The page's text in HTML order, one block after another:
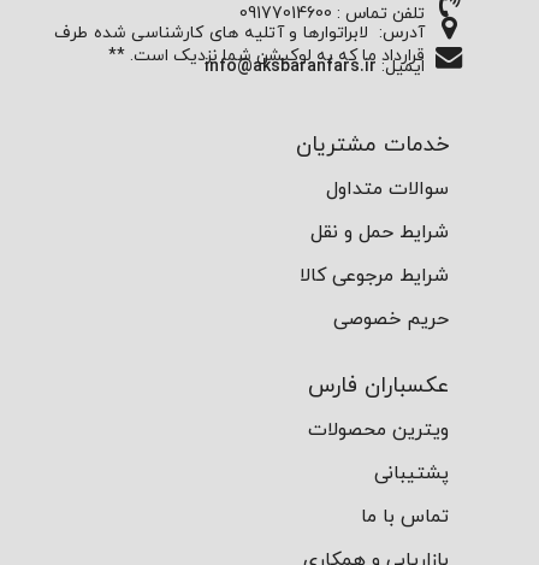
تلفن تماس : 09177014600
آدرس: لابراتوارها و آتلیه های کارشناسی شده طرف
قرارداد ما که به لوکیشن شما نزدیک است. **
ایمیل: info@aksbaranfars.ir
خدمات مشتریان
سوالات متداول
شرایط حمل و نقل
شرایط مرجوعی کالا
حریم خصوصی
عکسباران فارس
ویترین محصولات
پشتیبانی
تماس با ما